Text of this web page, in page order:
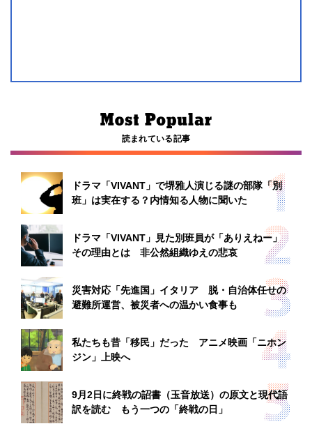
読まれている記事
ドラマ「VIVANT」で堺雅人演じる謎の部隊「別
班」は実在する？内情知る人物に聞いた
ドラマ「VIVANT」見た別班員が「ありえねー」
その理由とは 非公然組織ゆえの悲哀
災害対応「先進国」イタリア 脱・自治体任せの
避難所運営、被災者への温かい食事も
私たちも昔「移民」だった アニメ映画「ニホン
ジン」上映へ
9月2日に終戦の詔書（玉音放送）の原文と現代語
訳を読む もう一つの「終戦の日」